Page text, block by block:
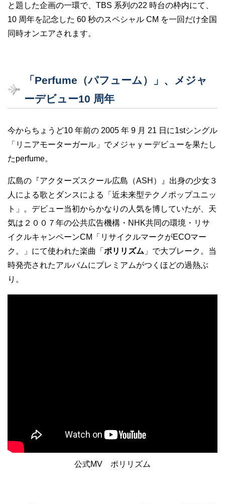
と題した企画の一環で、TBS 系列の22 時台の枠内にて、
10 周年を記念した 60 秒のスペシャル CM を一回だけ全国
同時オンエアされます。
「Perfume（パフューム）」、メジャ
ーデビュー10 周年
今からちょうど10 年前の 2005 年 9 月 21 日に1stシングル
「リニアモーターガール」でメジャｙーデビューを果たし
たperfume。
広島の『アクターズスクール広島（ASH）』出身の少女３
人による歌とダンスによる「近未来型テクノポップユニッ
ト」。デビュー当初からかなりの人気を博していたが、天
気は２００７年の公共広告機構・NHK共同の環境・リサ
イクルキャンペーンCM「リサイクルマークがECOマー
ク。」にて使われた楽曲「 ポリリズム 」で大ブレーク。当
時発売されたアルバムにプレミアムがつくほどの過熱ぶ
り。
公式MV ポリリズム